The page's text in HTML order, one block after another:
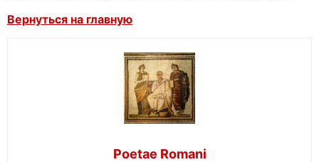
Вернуться на главную
Poetae Romani